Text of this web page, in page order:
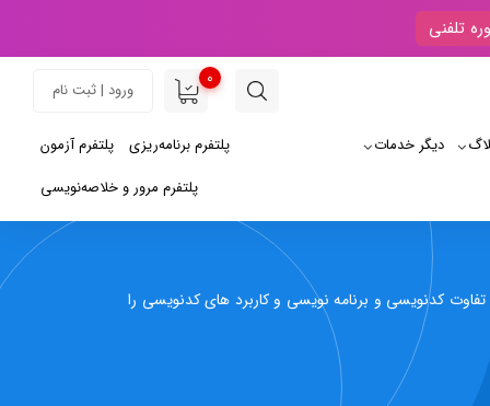
تلفنی
0
ورود | ثبت نام
دیگر خدمات پلتفرم آزمون
پلتفرم برنامه‌ریزی
پلتفرم مرور و خلاصه‌نویسی
کدنویسی و برنامه نویسی و کاربرد های کدنویسی را